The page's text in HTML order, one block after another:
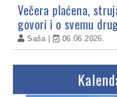
Večera plaćena,
govori i o svemu
Saša 06.06.2026.